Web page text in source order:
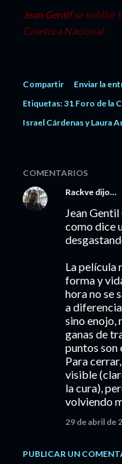
Jean Gentilse exhibe
Cineteca Nacional.
Compartir
Enviar la
Etiquetas:31 Foro de la
Israel Cárdenas y Laura
COMENTARIOS
Rackve dijo…
Jean
como dice
La película
forma y
hora no se
a
sino enojo,
ganas de
puntos son
Para
visible
la cura),
volviendo
29 de abril de
PUBLICAR UN